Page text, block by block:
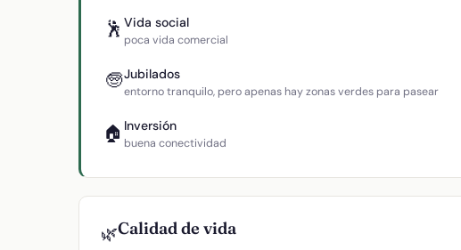
🕺 Vida social
poca vida comercial
🧓Jubilados
entorno tranquilo, pero apenas hay zonas verdes para pasear
🏠 Inversión
buena conectividad
🌿Calidad de vida